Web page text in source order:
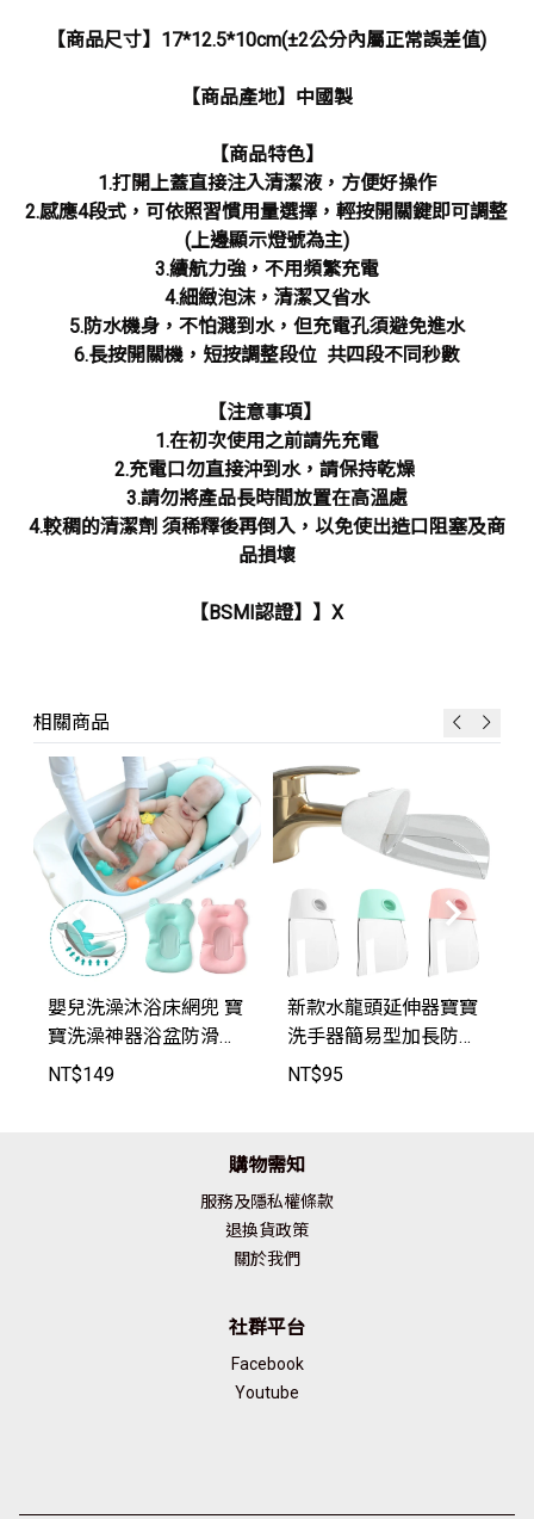
【商品尺寸】17*12.5*10cm(±2公分內屬正常誤差值)
【商品產地】中國製
【商品特色】
1.打開上蓋直接注入清潔液，方便好操作
2.感應4段式，可依照習慣用量選擇，輕按開關鍵即可調整
(上邊顯示燈號為主)
3.續航力強，不用頻繁充電
4.細緻泡沫，清潔又省水
5.防水機身，不怕濺到水，但充電孔須避免進水
6.長按開關機，短按調整段位 共四段不同秒數
【注意事項】
1.在初次使用之前請先充電
2.充電口勿直接沖到水，請保持乾燥
3.請勿將產品長時間放置在高溫處
4.較稠的清潔劑 須稀釋後再倒入，以免使出造口阻塞及商
品損壞
【BSMI認證】】X
嬰兒洗澡沐浴床網兜 寶
寶洗澡神器浴盆防滑墊
浴架【CU98205】JoyB
NT$149
新款水龍頭延伸器寶寶
洗手器簡易型加長防濺
水【JU2042】JoyBaby
NT$95
相關商品
購物需知
服務及隱私權條款
退換貨政策
關於我們
社群平台
Facebook
Youtube